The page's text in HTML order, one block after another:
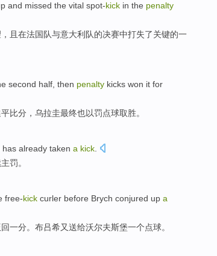
and missed the vital spot-kick in the penalty
，且在法国队与意大利队的决赛中打失了关键的一
second half, then penalty kicks won it for
比分，乌拉圭最终也以罚点球取胜。
has already taken a kick
罚。
free-kick curler before Brych conjured up a
一分。布吕希又送给沃尔夫斯堡一个点球。